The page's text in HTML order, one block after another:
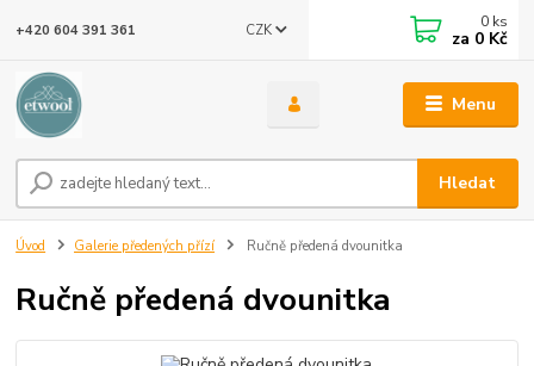
Menu
CZK
Hledat
+420 604 391 361 0 ks
za 0 Kč
Úvod Galerie předených přízí Ručně předená dvounitka
Ručně předená dvounitka